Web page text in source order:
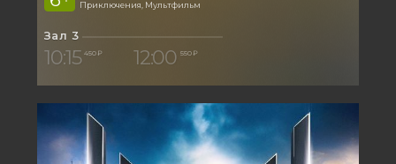
Приключения, Мультфильм
Зал 3
10:15 450 ₽ 12:00 550 ₽